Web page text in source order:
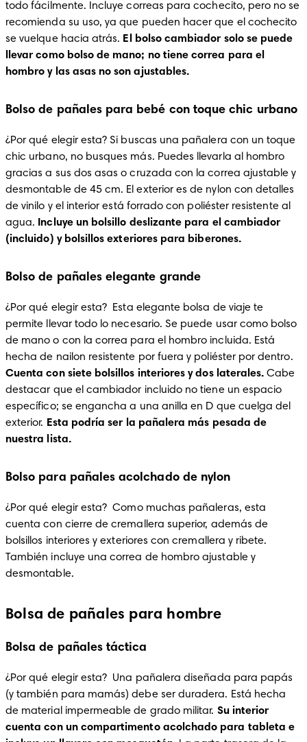
todo fácilmente. Incluye correas para cochecito, pero no se
recomienda su uso, ya que pueden hacer que el cochecito
se vuelque hacia atrás. El bolso cambiador solo se puede
llevar como bolso de mano; no tiene correa para el
hombro y las asas no son ajustables.
Bolso de pañales para bebé con toque chic urbano
¿Por qué elegir esta? Si buscas una pañalera con un toque
chic urbano, no busques más. Puedes llevarla al hombro
gracias a sus dos asas o cruzada con la correa ajustable y
desmontable de 45 cm. El exterior es de nylon con detalles
de vinilo y el interior está forrado con poliéster resistente al
agua.
Incluye un bolsillo deslizante para el cambiador
(incluido) y bolsillos exteriores para biberones.
Bolso de pañales elegante grande
¿Por qué elegir esta?  Esta elegante bolsa de viaje te
permite llevar todo lo necesario. Se puede usar como bolso
de mano o con la correa para el hombro incluida. Está
Cuenta con siete bolsillos interiores y dos laterales. Cabe
destacar que el cambiador incluido no tiene un espacio
específico; se engancha a una anilla en D que cuelga del
exterior. Esta podría ser la pañalera más pesada de
nuestra lista.
Bolso para pañales acolchado de nylon
¿Por qué elegir esta?  Como muchas pañaleras, esta
cuenta con cierre de cremallera superior, además de
bolsillos interiores y exteriores con cremallera y ribete.
También incluye una correa de hombro ajustable y
desmontable.
Bolsa de pañales para hombre
Bolsa de pañales táctica
¿Por qué elegir esta?  Una pañalera diseñada para papás
(y también para mamás) debe ser duradera. Está hecha
de material impermeable de grado militar. Su interior
cuenta con un compartimento acolchado para tableta e